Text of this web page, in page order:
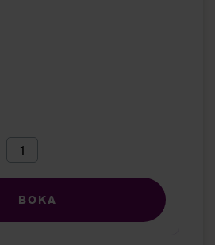
BOKA